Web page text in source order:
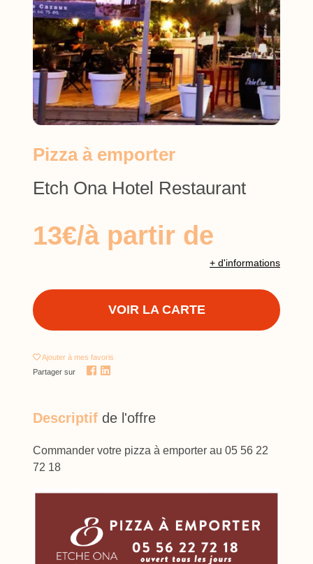
Pizza à emporter
Etch Ona Hotel Restaurant
13€/à partir de
+ d'informations
VOIR LA CARTE
Ajouter à mes favoris
Partager sur
Descriptif de l'offre
Commander votre pizza à emporter au 05 56 22
72 18